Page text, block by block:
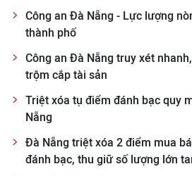
ĐỌC BÁO IN
ENGLISH
中文
FRANÇAIS
Công an Đà Nẵng - Lực lượng
thành phố
Công an Đà Nẵng truy xét
trộm cắp tài sản
Triệt xóa tụ điểm đánh bạc quy
Nẵng
Đà Nẵng triệt xóa 2 điểm mua
đánh bạc, thu giữ số lượng lớn